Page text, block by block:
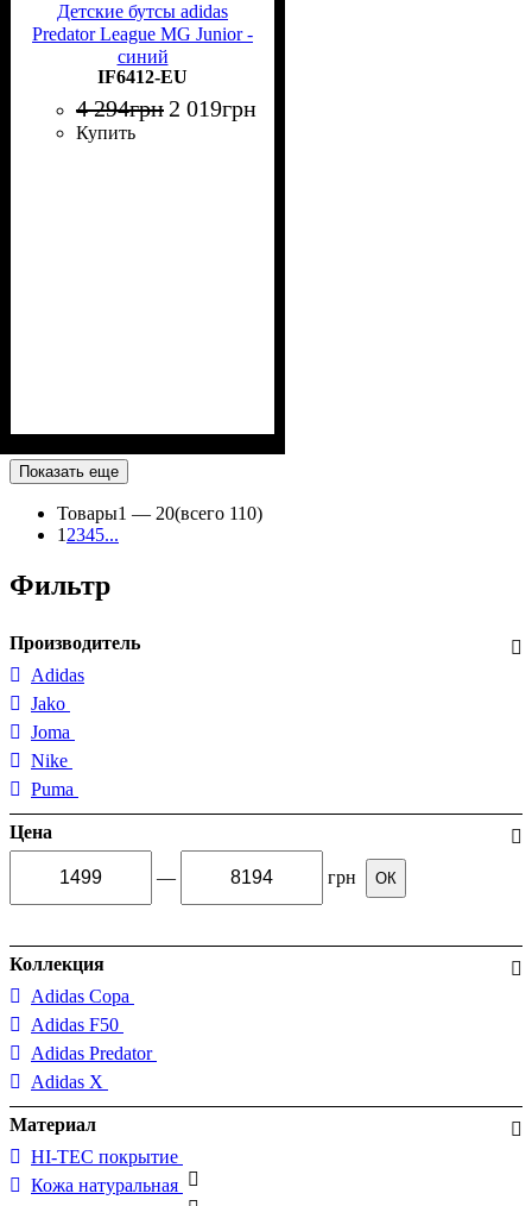
Детские бутсы adidas
Predator League MG Junior -
синий
IF6412-EU
4 294грн 2 019грн
Купить
Показать еще
Товары1 — 20(всего 110)
1 2345...
Фильтр
Производитель
Adidas
Jako
Joma
Nike
Puma
Цена
— грн ОК
Коллекция
Adidas Copa
Adidas F50
Adidas Predator
Adidas X
Материал
HI-TEC покрытие
Кожа натуральная